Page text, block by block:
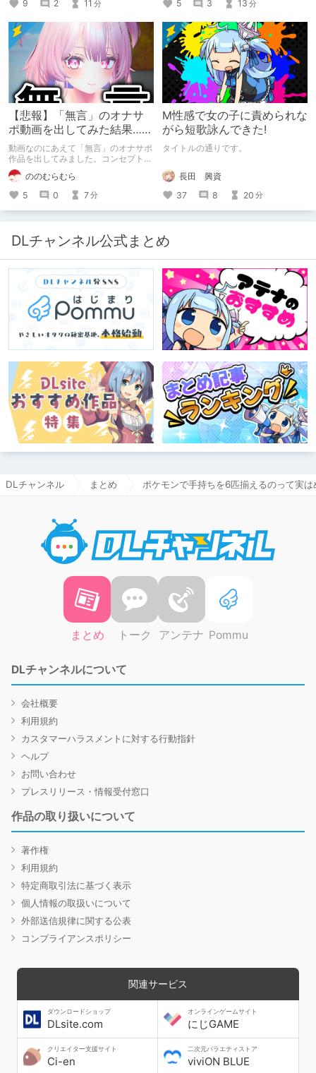
9
2 11 分
5
3 13 分
【悲報】「無言」のオナサ
ポ動画を出してみた結果……
動画なのにあえて「無言」のオナサポ
作品を出してみました。コンセプト通
りのものは作れたのですが、肝心の売
上がね……
ののむらむら
5
0 7分
M性感で女の子に責められな
がら短歌詠んできた!
タイトルの通りです。
長田 興資
37
8 20 分
DLチャンネル公式まとめ
DLチャンネル まとめ ポケモンで手持ちを6匹揃えるのって実
まとめ トーク アンテナ Pommu
DLチャンネルについて
会社概要
利用規約
カスタマーハラスメントに対する行動指針
ヘルプ
お問い合わせ
プレスリリース・情報受付窓口
作品の取り扱いについて
著作権
利用規約
特定商取引法に基づく表示
個人情報の取扱いについて
外部送信規律に関する公表
コンプライアンスポリシー
関連サービス
ダウンロードショップ
DLsite.com
オンラインゲームサイト
にじGAME
クリエイター支援サイト
Ci-en
二次元バラエティストア
viviON BLUE